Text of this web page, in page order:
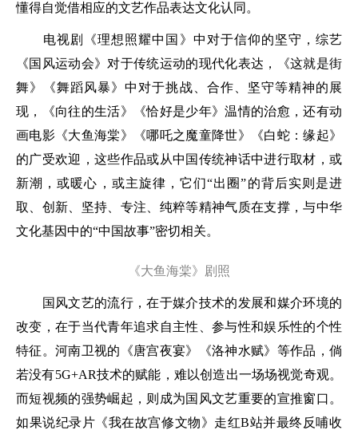
懂得自觉借相应的文艺作品表达文化认同。
电视剧《理想照耀中国》中对于信仰的坚守，综艺
《国风运动会》对于传统运动的现代化表达，《这就是街
舞》《舞蹈风暴》中对于挑战、合作、坚守等精神的展
现，《向往的生活》《恰好是少年》温情的治愈，还有动
画电影《大鱼海棠》《哪吒之魔童降世》《白蛇：缘起》
的广受欢迎，这些作品或从中国传统神话中进行取材，或
新潮，或暖心，或主旋律，它们“出圈”的背后实则是进
取、创新、坚持、专注、纯粹等精神气质在支撑，与中华
文化基因中的“中国故事”密切相关。
《大鱼海棠》剧照
国风文艺的流行，在于媒介技术的发展和媒介环境的
改变，在于当代青年追求自主性、参与性和娱乐性的个性
特征。河南卫视的《唐宫夜宴》《洛神水赋》等作品，倘
若没有5G+AR技术的赋能，难以创造出一场场视觉奇观。
而短视频的强势崛起，则成为国风文艺重要的宣推窗口。
如果说纪录片《我在故宫修文物》走红B站并最终反哺收